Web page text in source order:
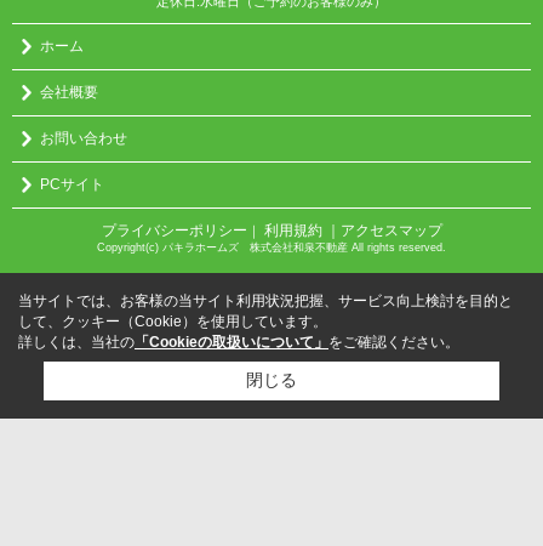
ホーム
会社概要
お問い合わせ
PCサイト
プライバシーポリシー 利用規約 ｜アクセスマップ
Copyright(c) パキラホームズ 株式会社和泉不動産 All rights reserved.
当サイトでは、お客様の当サイト利用状況把握、サービス向上検討を目的と
して、クッキー（Cookie）を使用しています。
詳しくは、当社の 「Cookieの取扱いについて」 をご確認ください。
閉じる